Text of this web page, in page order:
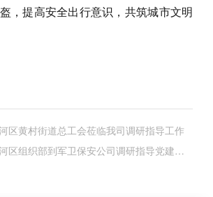
，提高安全出行意识 ， 共筑城市文明
区黄村街道总工会莅临我司调研指导工作
区组织部到军卫保安公司调研指导党建工